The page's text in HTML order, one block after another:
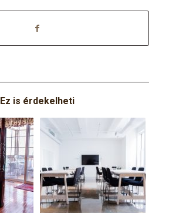
Ez is érdekelheti